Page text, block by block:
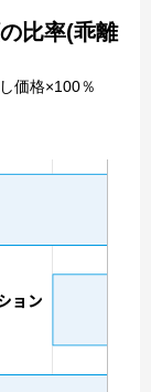
比率(乖離
価格×100％